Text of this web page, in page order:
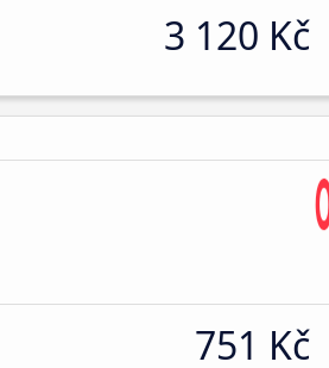
3 120 Kč
751 Kč